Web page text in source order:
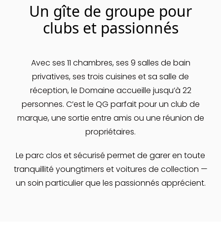
Un gîte de groupe pour
clubs et passionnés
Avec ses 11 chambres, ses 9 salles de bain
privatives, ses trois cuisines et sa salle de
réception, le Domaine accueille jusqu’à 22
personnes. C’est le QG parfait pour un club de
marque, une sortie entre amis ou une réunion de
propriétaires.
Le parc clos et sécurisé permet de garer en toute
tranquillité youngtimers et voitures de collection —
un soin particulier que les passionnés apprécient.